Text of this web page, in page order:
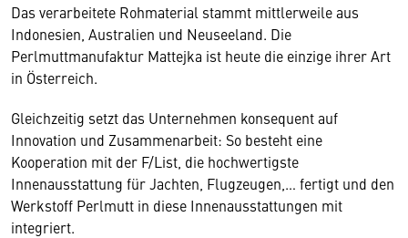
Das verarbeitete Rohmaterial stammt mittlerweile aus
Indonesien, Australien und Neuseeland. Die
Perlmuttmanufaktur Mattejka ist heute die einzige ihrer Art
in Österreich.
Gleichzeitig setzt das Unternehmen konsequent auf
Innovation und Zusammenarbeit: So besteht eine
Kooperation mit der F/List, die hochwertigste
Innenausstattung für Jachten, Flugzeugen,… fertigt und den
Werkstoff Perlmutt in diese Innenausstattungen mit
integriert.